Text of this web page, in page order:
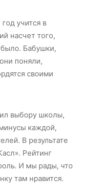
учится в
насчет того,
было. Бабушки,
поняли,
своими
выбору школы,
каждой,
В результате
Рейтинг
И мы рады, что
там нравится.